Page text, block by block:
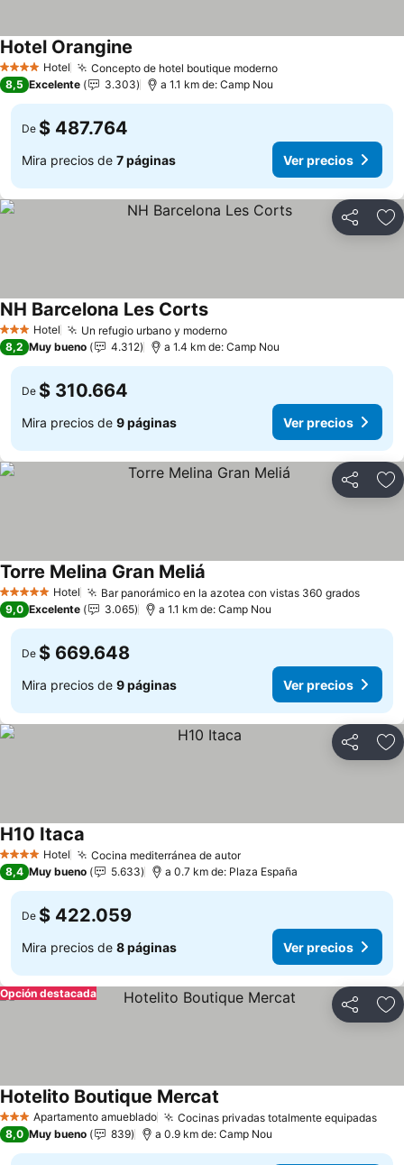
4 EstrellasHotel Concepto de hotel boutique moderno
Hotel Orangine
8,5 Excelente 3.303 a 1.1 km de: Camp Nou
De $ 487.764
Mira precios de 7 páginas Ver precios
Compartir
3 Estrellas
Hotel Un refugio urbano y moderno
NH Barcelona Les Corts
8,2 Muy bueno 4.312 a 1.4 km de: Camp Nou
De $ 310.664
Mira precios de 9 páginas Ver precios
Compartir
5 Estrellas Hotel Bar panorámico en la azotea con vistas 360 grados
Torre Melina Gran Meliá
9,0 Excelente 3.065 a 1.1 km de: Camp Nou
De $ 669.648
Mira precios de 9 páginas Ver precios
Compartir
4 EstrellasHotel Cocina mediterránea de autor
H10 Itaca
8,4 Muy bueno 5.633 a 0.7 km de: Plaza España
De $ 422.059
Mira precios de 8 páginas Ver precios
Compartir
Opción destacada
3 EstrellasApartamento amueblado Cocinas privadas totalmente equipadas
Hotelito Boutique Mercat
8,0 Muy bueno 839 a 0.9 km de: Camp Nou